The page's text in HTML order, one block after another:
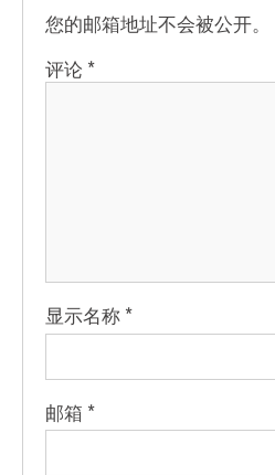
您的邮箱地址不会被公开。
评论 *
显示名称 *
邮箱 *